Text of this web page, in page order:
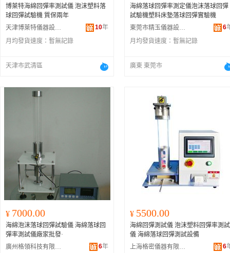
博萊特海綿回彈率測試儀 泡沫塑料落
球回彈試驗機 質保兩年
天津博萊特儀器設備有限公司
10年
月均發貨速度： 暫無記錄
天津市武清區
海綿落球回彈率測定儀泡沫落球回彈
試驗機塑料床墊落球回彈實驗機
東莞市精玉儀器設備科技有限公司
6
月均發貨速度： 暫無記錄
廣東 東莞市
¥ 7000.00
海綿泡沫落球回彈試驗儀 海綿落球回
彈率測試儀廠家批發·
廣州格領科技有限公司
6年
¥ 5500.00
海綿回彈測試儀 泡沫塑料回彈率測試
儀 海綿落球回彈測試設備
上海格密儀器有限公司
6